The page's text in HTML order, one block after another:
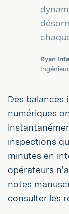
Ryan
Des balances
numériques
inspections
minutes en
opérateurs
notes
consulter les